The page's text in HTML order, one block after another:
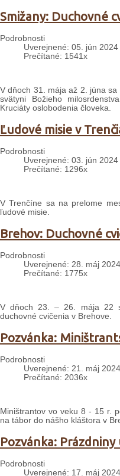
Smižany: Duchovné
Podrobnosti
Uverejnené: 05. jún 2024
Prečítané: 1541x
V dňoch 31. mája až 2. júna
svätyni Božieho
Kruciáty oslobodenia človeka.
Ľudové misie v
Podrobnosti
Uverejnené: 03. jún 2024
Prečítané: 1296x
V Trenčíne sa na prelome
ľudové misie.
Brehov: Duchovné
Podrobnosti
Uverejnené: 28. máj 2024
Prečítané: 1775x
V dňoch 23. – 26. mája 22
duchovné cvičenia v Brehove.
Pozvánka:
Podrobnosti
Uverejnené: 21. máj 2024
Prečítané: 2036x
Miništrantov vo veku 8 - 15 r.
na tábor do nášho kláštora v
Pozvánka:
Podrobnosti
Uverejnené: 17. máj 2024